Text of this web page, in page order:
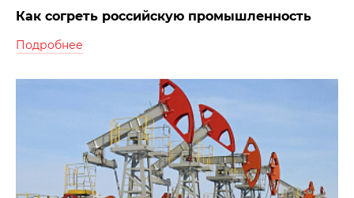
Как согреть российскую промышленность
Подробнее